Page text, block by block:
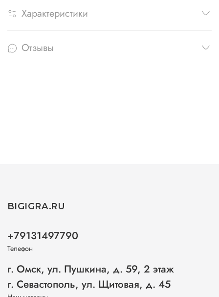
Характеристики
Отзывы
BIGIGRA.RU
+79131497790
Телефон
г. Омск, ул. Пушкина, д. 59, 2 этаж
г. Севастополь, ул. Щитовая, д. 45